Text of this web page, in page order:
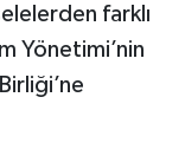
farklı
Yönetimi’nin